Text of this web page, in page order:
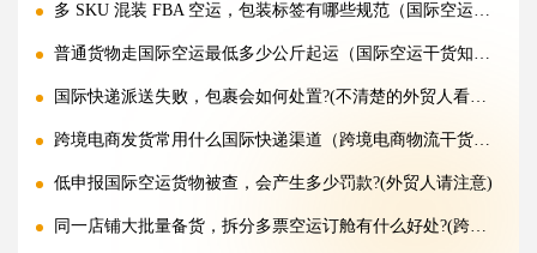
多 SKU 混装 FBA 空运，包装标签有哪些规范（国际空运干货知识分享）
普通货物走国际空运最低多少公斤起运（国际空运干货知识分享）
国际快递派送失败，包裹会如何处置?(不清楚的外贸人看过来)
跨境电商发货常用什么国际快递渠道（跨境电商物流干货知识分享）
低申报国际空运货物被查，会产生多少罚款?(外贸人请注意)
同一店铺大批量备货，拆分多票空运订舱有什么好处?(跨境电商卖家必看篇)